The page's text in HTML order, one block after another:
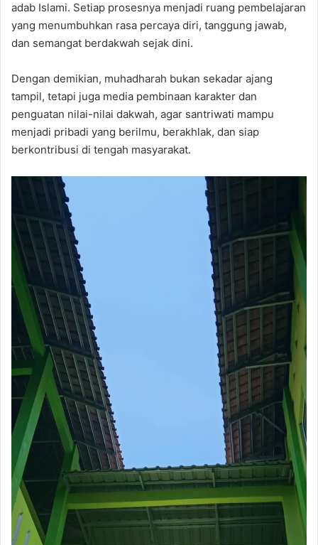
adab Islami. Setiap prosesnya menjadi ruang pembelajaran
yang menumbuhkan rasa percaya diri, tanggung jawab,
dan semangat berdakwah sejak dini.
Dengan demikian, muhadharah bukan sekadar ajang
tampil, tetapi juga media pembinaan karakter dan
penguatan nilai-nilai dakwah, agar santriwati mampu
menjadi pribadi yang berilmu, berakhlak, dan siap
berkontribusi di tengah masyarakat.